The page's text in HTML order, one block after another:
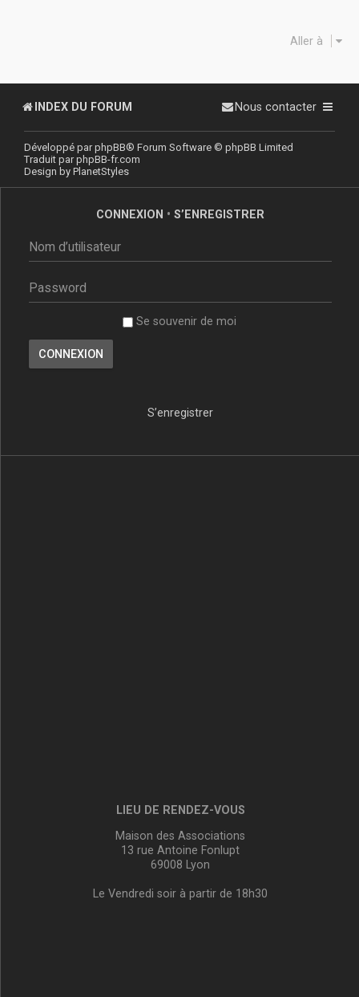
Aller à
INDEX DU FORUM Nous contacter
Développé parphpBB® Forum Software © phpBB Limited
Traduit parphpBB-fr.com
Design by PlanetStyles
CONNEXION • S’ENREGISTRER
Se souvenir de moi
S’enregistrer
LIEU DE RENDEZ-VOUS
Maison des Associations
13 rue Antoine Fonlupt
69008 Lyon
Le Vendredi soir à partir de 18h30